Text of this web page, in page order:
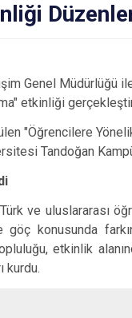
Genel
etkinliği
"Öğrencilere
Tandoğan
ve uluslararası
konusunda
etkinlik
kurdu.